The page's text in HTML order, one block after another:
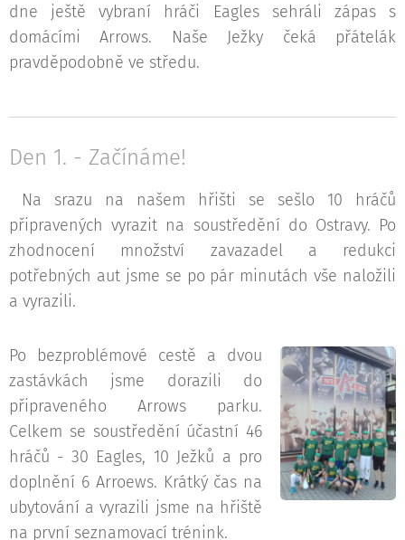
dne ještě vybraní hráči Eagles sehráli zápas s
domácími Arrows. Naše Ježky čeká přátelák
pravděpodobně ve středu.
Den 1. - Začínáme!
Na srazu na našem hřišti se sešlo 10 hráčů
připravených vyrazit na soustředění do Ostravy. Po
zhodnocení množství zavazadel a redukci
potřebných aut jsme se po pár minutách vše naložili
a vyrazili.
Po bezproblémové cestě a dvou
zastávkách jsme dorazili do
připraveného Arrows parku.
Celkem se soustředění účastní 46
hráčů - 30 Eagles, 10 Ježků a pro
doplnění 6 Arroews. Krátký čas na
ubytování a vyrazili jsme na hřiště
na první seznamovací trénink.